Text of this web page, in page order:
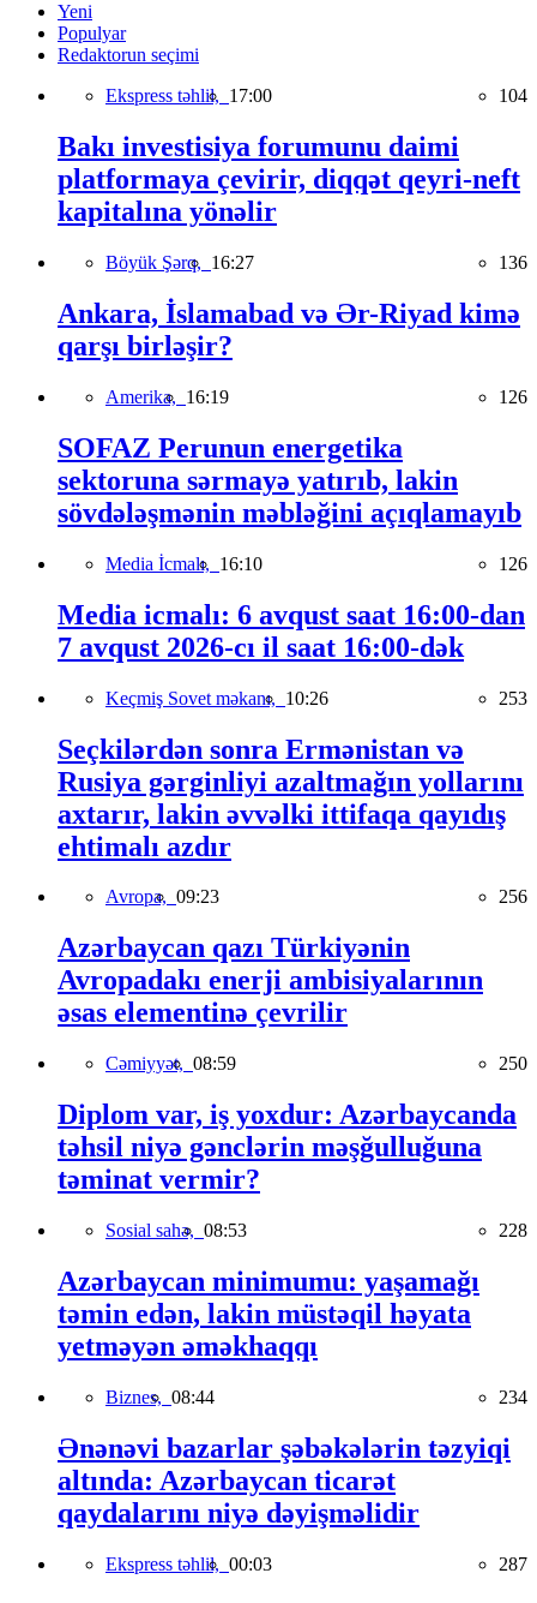
Yeni
Populyar
Redaktorun seçimi
Ekspress təhlil, 17:00 104
Bakı investisiya forumunu daimi
platformaya çevirir, diqqət qeyri-neft
kapitalına yönəlir
Böyük Şərq, 16:27 136
Ankara, İslamabad və Ər-Riyad kimə
qarşı birləşir?
Amerika, 16:19 126
SOFAZ Perunun energetika
sektoruna sərmayə yatırıb, lakin
sövdələşmənin məbləğini açıqlamayıb
Media İcmalı, 16:10 126
Media icmalı: 6 avqust saat 16:00-dan
7 avqust 2026-cı il saat 16:00-dək
Keçmiş Sovet məkanı, 10:26 253
Seçkilərdən sonra Ermənistan və
Rusiya gərginliyi azaltmağın yollarını
axtarır, lakin əvvəlki ittifaqa qayıdış
ehtimalı azdır
Avropa, 09:23 256
Azərbaycan qazı Türkiyənin
Avropadakı enerji ambisiyalarının
əsas elementinə çevrilir
Cəmiyyət, 08:59 250
Diplom var, iş yoxdur: Azərbaycanda
təhsil niyə gənclərin məşğulluğuna
təminat vermir?
Sosial sahə, 08:53 228
Azərbaycan minimumu: yaşamağı
təmin edən, lakin müstəqil həyata
yetməyən əməkhaqqı
Biznes, 08:44 234
Ənənəvi bazarlar şəbəkələrin təzyiqi
altında: Azərbaycan ticarət
qaydalarını niyə dəyişməlidir
Ekspress təhlil, 00:03 287